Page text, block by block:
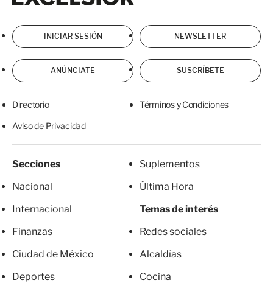
INICIAR SESIÓN NEWSLETTER
ANÚNCIATE SUSCRÍBETE
Directorio Términos y Condiciones
Aviso de Privacidad
Secciones
Nacional
Internacional
Finanzas
Ciudad de México
Deportes
Suplementos
Última Hora
Temas de interés
Redes sociales
Alcaldías
Cocina